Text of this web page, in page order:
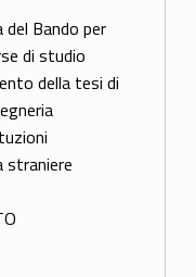
o
n
di
vi
di
Bando per
di studio
della tesi di
straniere